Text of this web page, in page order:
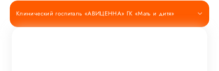
Клинический госпиталь «АВИЦЕННА» ГК «Мать и дитя»